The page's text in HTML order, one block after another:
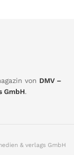
von DMV –
GmbH.
& verlags GmbH